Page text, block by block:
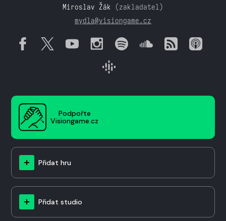
Miroslav Žák (zakladatel)
mydla@visiongame.cz
Podpořte
Visiongame.cz
Přidat hru
Přidat studio